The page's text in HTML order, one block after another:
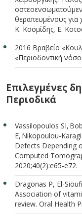
θεραπευμένους για
Κ. Κοσμίδης, Ε.
2016 Βραβείο
«Περιοδοντική
Επιλεγμένες
Περιοδικά
Vassilopoulos SI,
E, Nikopoulou-
Defects Depending
Computed
2020;40(2):e65-e72.
Dragonas P, El-
Association of
review. Oral Health